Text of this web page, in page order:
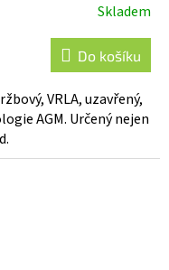
Skladem
Do košíku
VRLA, uzavřený,
AGM. Určený nejen